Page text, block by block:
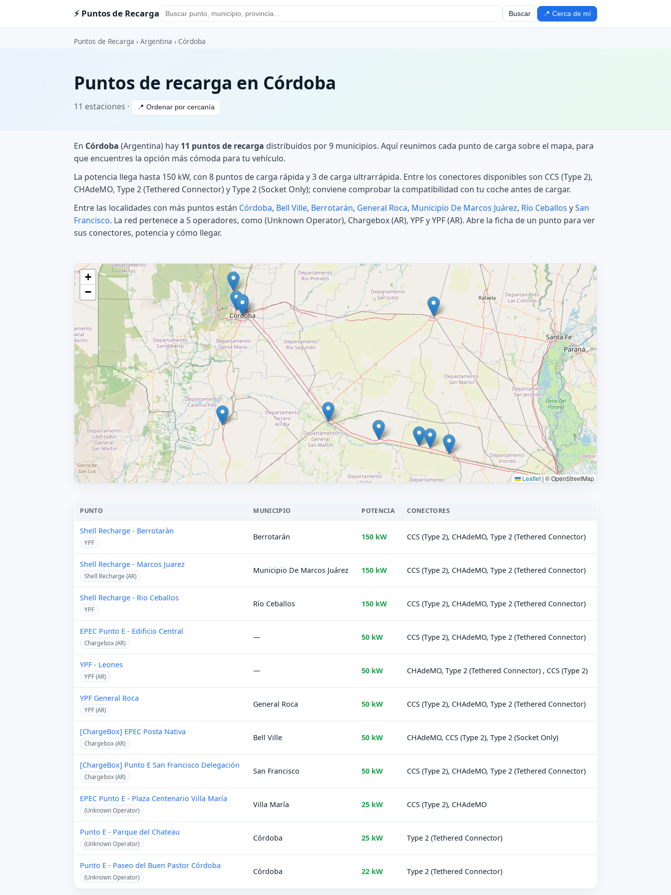
⚡ Puntos de Recarga Buscar 📍 Cerca de mí
Puntos de Recarga › Argentina › Córdoba
Puntos de recarga en Córdoba
11 estaciones · 📍 Ordenar por cercanía
En Córdoba (Argentina) hay 11 puntos de recarga distribuidos por 9 municipios. Aquí reunimos cada punto de carga sobre el mapa, para
que encuentres la opción más cómoda para tu vehículo.
La potencia llega hasta 150 kW, con 8 puntos de carga rápida y 3 de carga ultrarrápida. Entre los conectores disponibles son CCS (Type 2),
CHAdeMO, Type 2 (Tethered Connector) y Type 2 (Socket Only); conviene comprobar la compatibilidad con tu coche antes de cargar.
Entre las localidades con más puntos están Córdoba, Bell Ville, Berrotarán, General Roca, Municipio De Marcos Juárez, Río Ceballos ySan
Francisco. La red pertenece a 5 operadores, como (Unknown Operator), Chargebox (AR), YPF y YPF (AR). Abre la ficha de un punto para ver
sus conectores, potencia y cómo llegar.
+
−
Leaflet|© OpenStreetMap
PUNTO MUNICIPIO POTENCIA CONECTORES
Shell Recharge - Berrotarán
YPF
Berrotarán 150 kW CCS (Type 2), CHAdeMO, Type 2 (Tethered Connector)
Shell Recharge - Marcos Juarez
Shell Recharge (AR)
Municipio De Marcos Juárez 150 kW CCS (Type 2), CHAdeMO, Type 2 (Tethered Connector)
Shell Recharge - Rio Ceballos
YPF
Río Ceballos 150 kW CCS (Type 2), CHAdeMO, Type 2 (Tethered Connector)
EPEC Punto E - Edificio Central
Chargebox (AR)
— 50 kW CCS (Type 2), CHAdeMO, Type 2 (Tethered Connector)
YPF - Leones
YPF (AR)
— 50 kW CHAdeMO, Type 2 (Tethered Connector) , CCS (Type 2)
YPF General Roca
YPF (AR)
General Roca 50 kW CCS (Type 2), CHAdeMO, Type 2 (Tethered Connector)
[ChargeBox] EPEC Posta Nativa
Chargebox (AR)
Bell Ville 50 kW CHAdeMO, CCS (Type 2), Type 2 (Socket Only)
[ChargeBox] Punto E San Francisco Delegación
Chargebox (AR)
San Francisco 50 kW CCS (Type 2), CHAdeMO, Type 2 (Tethered Connector)
EPEC Punto E - Plaza Centenario Villa María
(Unknown Operator)
Villa María 25 kW CCS (Type 2), CHAdeMO
Punto E - Parque del Chateau
(Unknown Operator)
Córdoba 25 kW Type 2 (Tethered Connector)
Punto E - Paseo del Buen Pastor Córdoba
(Unknown Operator)
Córdoba 22 kW Type 2 (Tethered Connector)